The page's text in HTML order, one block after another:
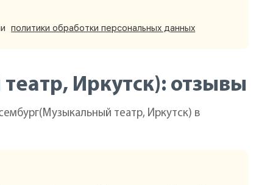
политики обработки персональных данных
Иркутск): отзывы
театр, Иркутск) в